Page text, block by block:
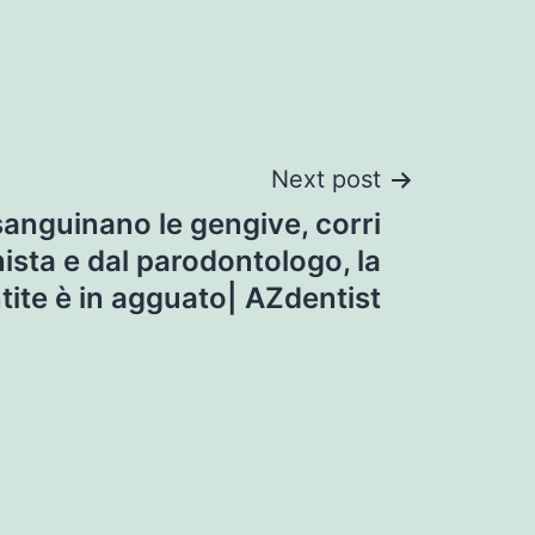
Next post
le gengive, corri
e dal parodontologo, la
è in agguato| AZdentist